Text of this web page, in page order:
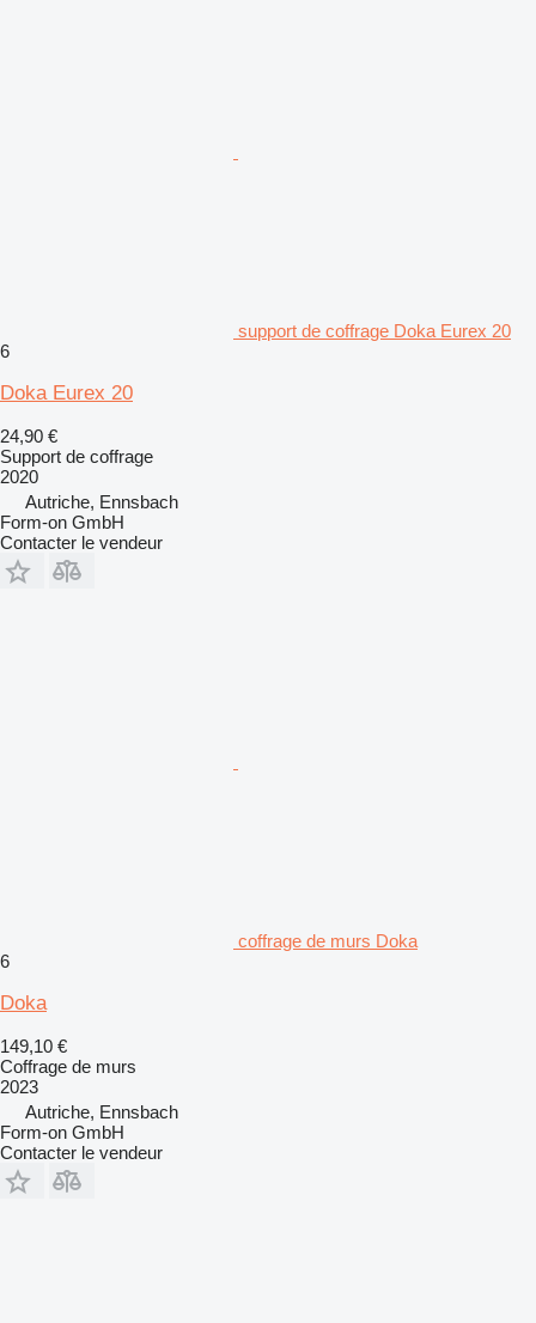
support de coffrage Doka Eurex 20
6
Doka Eurex 20
24,90 €
Support de coffrage
2020
Autriche, Ennsbach
Form-on GmbH
Contacter le vendeur
coffrage de murs Doka
6
Doka
149,10 €
Coffrage de murs
2023
Autriche, Ennsbach
Form-on GmbH
Contacter le vendeur